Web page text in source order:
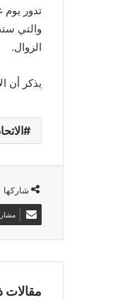
والتي
الزوال.
يذكر أن
شاركها